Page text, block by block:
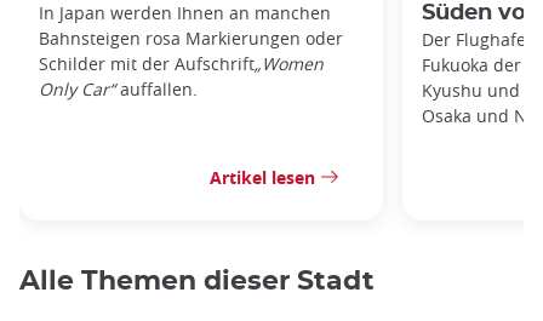
In Japan werden Ihnen an manchen
Bahnsteigen rosa Markierungen oder
Schilder mit der Aufschrift„Women
Only Car“auffallen.
Artikel lesen
Süden
Der Flughafen
Fukuoka der
Kyushu und
Osaka und
Alle Themen dieser Stadt